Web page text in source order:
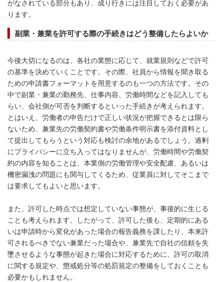
がなされている部分もあり、成り行きには注目しておく必要があ
ります。
副業・兼業を許可する際の手続きはどう整備したらよいか
今後大切になるのは、各社の業態に応じて、就業規則などで許可
の基準を決めていくことです。その際、社員から情報を聞き取る
ための申請書フォーマットを用意するのも一つの方法です。その
中で副業・兼業の勤務先、仕事内容、労働時間などを記入しても
らい、会社側が可否を判断するといった手続きが考えられます。
とはいえ、労働者の申告だけで正しい状況が把握できるとは限ら
ないため、兼業先の労働契約書や労働条件明示書を添付資料とし
て提出してもらうという対応も検討の余地があるでしょう。過剰
にプライバシーに立ち入ってはなりませんが、労働時間や労働契
約の内容を知ることは、本業側の労働管理や安全配慮、あるいは
機密漏洩の問題にも関与してくるため、従業員に対してそこまで
は要求してもよいと思います。
また、許可した時点では想定していない事態が、事後的に生じる
ことも考えられます。したがって、許可した後も、定期的にある
いは申請時から変化があった場合の報告義務を課したり、本来許
可されるべきでない兼業だった場合や、兼業先で自社の信頼を失
墜させるような事態が起きた場合に対応するために、許可の取消
に関する規定や、懲戒処分等の処罰規定の整備をしておくことも
必要かもしれません。